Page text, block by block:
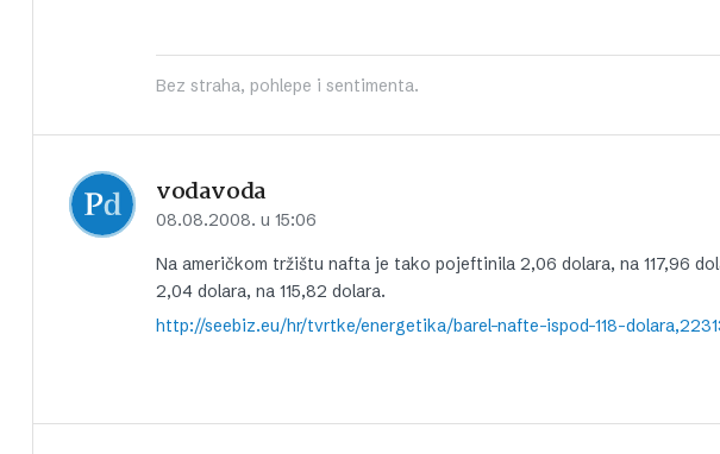
Bez straha, pohlepe i sentimenta.
vodavoda
08.08.2008. u 15:06
Na američkom tržištu nafta je tako pojeftinila 2,06 dolara, na 117,96
2,04 dolara, na 115,82 dolara.
http://seebiz.eu/hr/tvrtke/energetika/barel-nafte-ispod-118-